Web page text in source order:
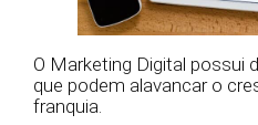
O Marketing Digital possui
que podem alavancar o
franquia.